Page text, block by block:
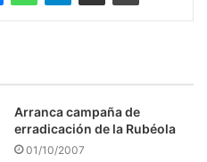
Arranca campaña de
erradicación de la Rubéola
01/10/2007